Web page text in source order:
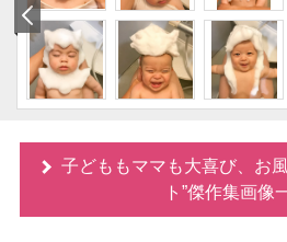
子どももママも大喜び、お
ト”傑作集画像